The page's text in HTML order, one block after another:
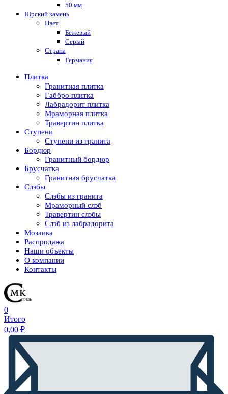
50 мм
Юрский камень
Цвет
Бежевый
Серый
Страна
Германия
Плитка
Гранитная плитка
Габбро плитка
Лабрадорит плитка
Мраморная плитка
Травертин плитка
Ступени
Ступени из гранита
Бордюр
Гранитный бордюр
Брусчатка
Гранитная брусчатка
Слэбы
Слэбы из гранита
Мраморный слэб
Травертин слэбы
Слэб из лабрадорита
Мозаика
Распродажа
Наши объекты
О компании
Контакты
0
Итого
0,00 ₽